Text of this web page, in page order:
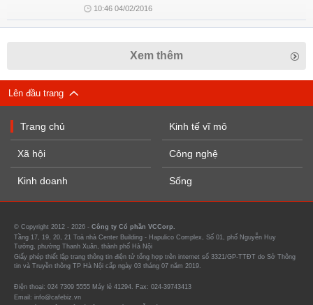
10:46 04/02/2016
Xem thêm
Lên đầu trang
Trang chủ
Xã hội
Kinh doanh
Kinh tế vĩ mô
Công nghệ
Sống
© Copyright 2012 - 2026 - Công ty Cổ phần VCCorp.
Tầng 17, 19, 20, 21 Toà nhà Center Building - Hapulico Complex, Số 01, phố Nguyễn Huy
Tưởng, phường Thanh Xuân, thành phố Hà Nội
Giấy phép thiết lập trang thông tin điện tử tổng hợp trên internet số 3321/GP-TTĐT do Sở Thông
tin và Truyền thông TP Hà Nội cấp ngày 03 tháng 07 năm 2019.
Điện thoại: 024 7309 5555 Máy lẻ 41294. Fax: 024-39743413
Email: info@cafebiz.vn